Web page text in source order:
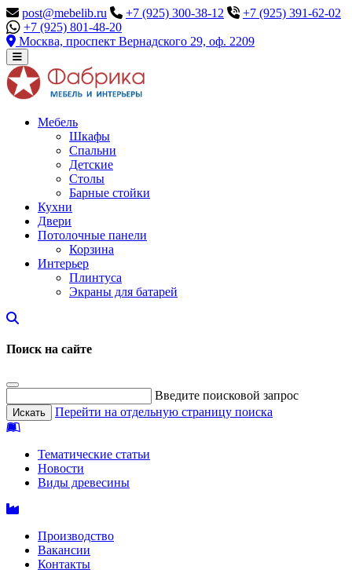
post@mebelib.ru +7 (925) 300-38-12
+7 (925) 391-62-02
+7 (925) 801-48-20
Москва, проспект Вернадского 29, оф. 2209
Мебель
Шкафы
Спальни
Детские
Столы
Барные стойки
Кухни
Двери
Потолочные панели
Корзина
Интерьер
Плинтуса
Экраны для батарей
Поиск на сайте
Введите поисковой запрос
Перейти на отдельную страницу поиска
Тематические статьи
Новости
Виды древесины
Производство
Вакансии
Контакты